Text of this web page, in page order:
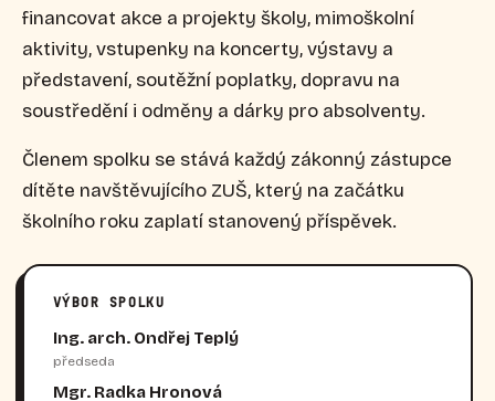
financovat akce a projekty školy, mimoškolní
aktivity, vstupenky na koncerty, výstavy a
představení, soutěžní poplatky, dopravu na
soustředění i odměny a dárky pro absolventy.
Členem spolku se stává každý zákonný zástupce
dítěte navštěvujícího ZUŠ, který na začátku
školního roku zaplatí stanovený příspěvek.
VÝBOR SPOLKU
Ing. arch. Ondřej Teplý
předseda
Mgr. Radka Hronová